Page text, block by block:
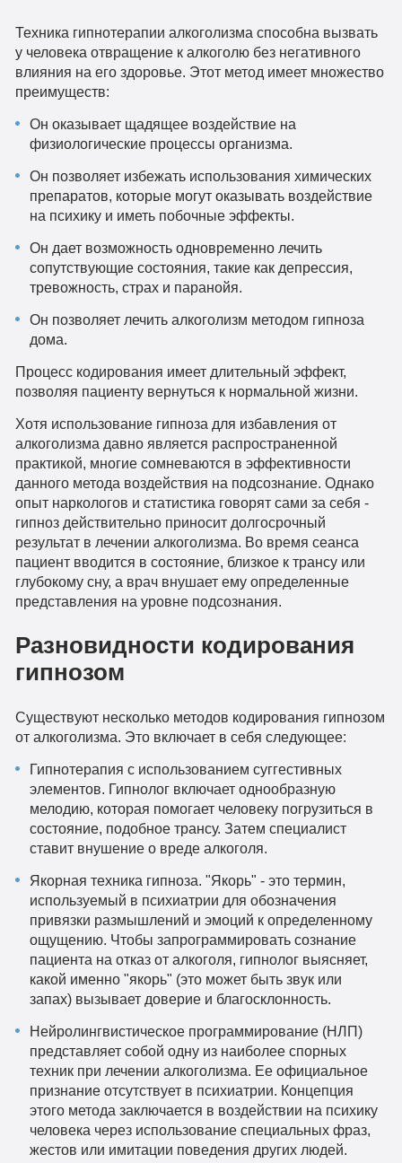
Техника гипнотерапии алкоголизма способна вызвать
у человека отвращение к алкоголю без негативного
влияния на его здоровье. Этот метод имеет множество
преимуществ:
Он оказывает щадящее воздействие на
физиологические процессы организма.
Он позволяет избежать использования химических
препаратов, которые могут оказывать воздействие
на психику и иметь побочные эффекты.
Он дает возможность одновременно лечить
сопутствующие состояния, такие как депрессия,
тревожность, страх и паранойя.
Он позволяет лечить алкоголизм методом гипноза
дома.
Процесс кодирования имеет длительный эффект,
позволяя пациенту вернуться к нормальной жизни.
Хотя использование гипноза для избавления от
алкоголизма давно является распространенной
практикой, многие сомневаются в эффективности
данного метода воздействия на подсознание. Однако
опыт наркологов и статистика говорят сами за себя -
гипноз действительно приносит долгосрочный
результат в лечении алкоголизма. Во время сеанса
пациент вводится в состояние, близкое к трансу или
глубокому сну, а врач внушает ему определенные
представления на уровне подсознания.
Разновидности кодирования
гипнозом
Существуют несколько методов кодирования гипнозом
от алкоголизма. Это включает в себя следующее:
Гипнотерапия с использованием суггестивных
элементов. Гипнолог включает однообразную
мелодию, которая помогает человеку погрузиться в
состояние, подобное трансу. Затем специалист
ставит внушение о вреде алкоголя.
Якорная техника гипноза. "Якорь" - это термин,
используемый в психиатрии для обозначения
привязки размышлений и эмоций к определенному
ощущению. Чтобы запрограммировать сознание
пациента на отказ от алкоголя, гипнолог выясняет,
какой именно "якорь" (это может быть звук или
запах) вызывает доверие и благосклонность.
Нейролингвистическое программирование (НЛП)
представляет собой одну из наиболее спорных
техник при лечении алкоголизма. Ее официальное
признание отсутствует в психиатрии. Концепция
этого метода заключается в воздействии на психику
человека через использование специальных фраз,
жестов или имитации поведения других людей.